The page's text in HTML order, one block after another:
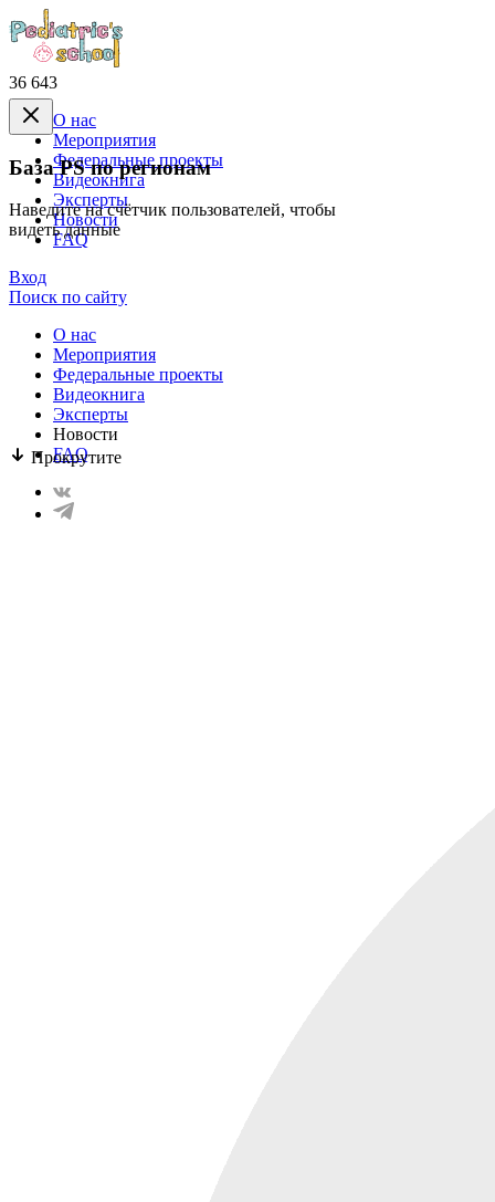
36 643
База PS по регионам
Наведите на счётчик пользователей, чтобы
видеть данные
Прокрутите
О нас
Mероприятия
Федеральные проекты
Видеокнига
Эксперты
Новости
FAQ
Вход
Поиск по сайту
О нас
Mероприятия
Федеральные проекты
Видеокнига
Эксперты
Новости
FAQ